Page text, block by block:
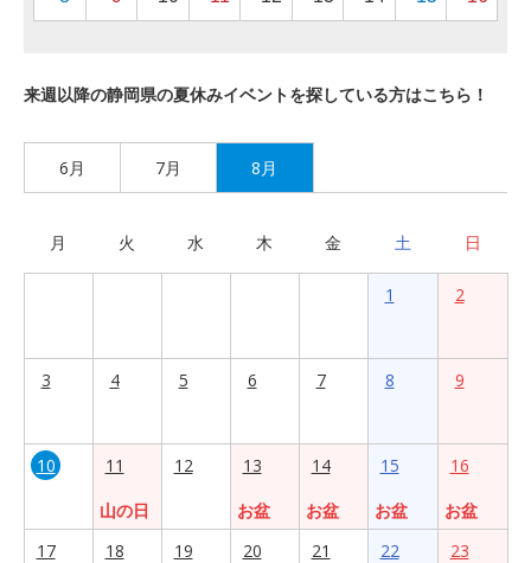
来週以降の静岡県の夏休みイベントを探している方はこちら！
6月 7月 8月
月 火 水 木 金 土 日
1 2
3 4 5 6 7 8 9
10
11
山の日
12
13
お盆
14
お盆
15
お盆
16
お盆
17
18 19 20 21 22 23